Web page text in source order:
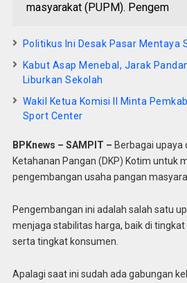
masyarakat (PUPM). Pengem
Politikus Ini Desak Pasar Mentaya
Kabut Asap Menebal, Jarak
Liburkan Sekolah
Wakil Ketua Komisi II Minta
Sport Center
BPKnews – SAMPIT – Berbagai upaya
Ketahanan Pangan (DKP) Kotim untuk
pengembangan usaha pangan
Pengembangan ini adalah salah satu
menjaga stabilitas harga, baik di
serta tingkat konsumen.
Apalagi saat ini sudah ada gabungan